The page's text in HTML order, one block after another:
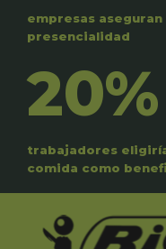
empresas
presencialidad
20%
trabajadores
comida como